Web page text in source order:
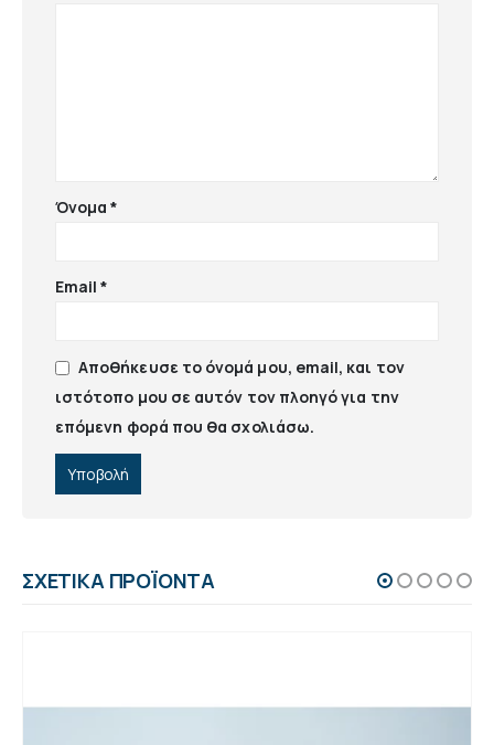
Όνομα*
Email*
Αποθήκευσε το όνομά μου, email, και τον
ιστότοπο μου σε αυτόν τον πλοηγό για την
επόμενη φορά που θα σχολιάσω.
ΣΧΕΤΙΚΆ ΠΡΟΪΌΝΤΑ